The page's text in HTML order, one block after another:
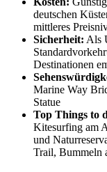
deutschen
mittleres
Sicherheit: Als
Destinationen
Marine Way
Statue
Top Things to
Kitesurfing am
und
Trail, Bummeln